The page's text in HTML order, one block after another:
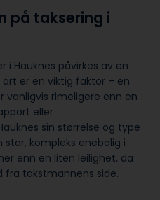
på taksering i
i Hauknes påvirkes av en
er en viktig faktor – en
vanligvis rimeligere enn en
eller
sin størrelse og type
stor, kompleks enebolig i
enn en liten leilighet, da
fra takstmannens side.